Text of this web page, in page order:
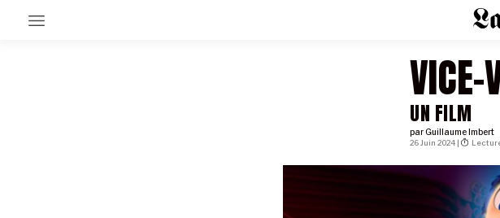
VICE-
UN FILM
parGuillaume Imbert
26 Juin 2024 |